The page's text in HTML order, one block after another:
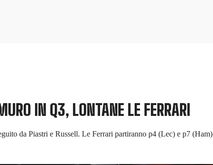
IN Q3, LONTANE LE FERRARI
da Piastri e Russell. Le Ferrari partiranno p4 (Lec) e p7 (Ham)